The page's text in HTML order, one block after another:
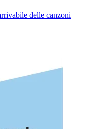
delle canzoni